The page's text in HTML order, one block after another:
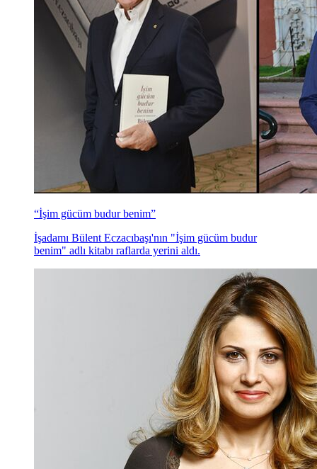
“İşim gücüm budur benim”
İşadamı Bülent Eczacıbaşı'nın "İşim gücüm budur
benim" adlı kitabı raflarda yerini aldı.